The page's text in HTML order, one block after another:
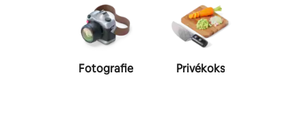
Fotografie Privékoks